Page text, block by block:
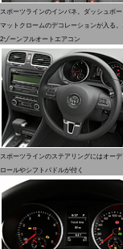
スポーツラインのインパネ。ダッシュボ
マットクロームのデコレーションが入る
2ゾーンフルオートエアコン
スポーツラインのステアリングにはオーデ
ロールやシフトパドルが付く